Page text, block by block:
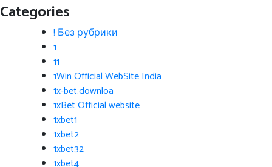
Categories
! Без рубрики
1
11
1Win Official WebSite India
1x-bet.downloa
1xBet Official website
1xbet1
1xbet2
1xbet32
1xbet4